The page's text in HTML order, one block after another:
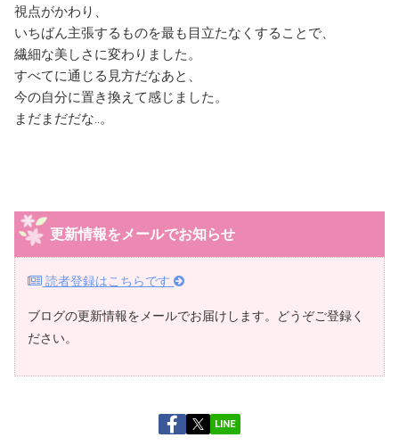
視点がかわり、
いちばん主張するものを最も目立たなくすることで、
繊細な美しさに変わりました。
すべてに通じる見方だなあと、
今の自分に置き換えて感じました。
まだまだだな‥。
更新情報をメールでお知らせ
読者登録はこちらです
ブログの更新情報をメールでお届けします。どうぞご登録く
ださい。
LINE